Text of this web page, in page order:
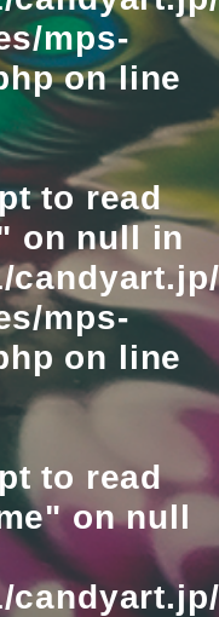
mps-
on line
to read
on null in
mps-
on line
to read
on null